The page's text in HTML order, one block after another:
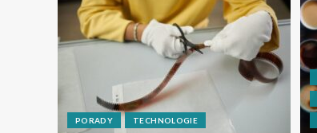
PORADY TECHNOLOGIE